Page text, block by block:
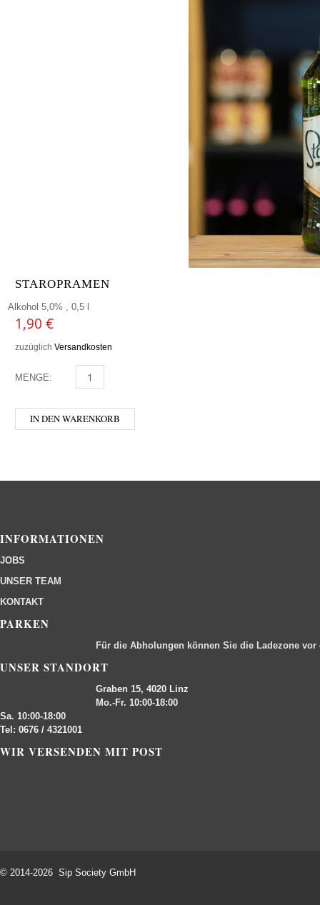
STAROPRAMEN
Alkohol 5,0% , 0,5 l
1,90 €
zuzüglich Versandkosten
MENGE: STAROPRAMEN MENGE
IN DEN WARENKORB
INFORMATIONEN
JOBS
UNSER TEAM
KONTAKT
PARKEN
Für die Abholungen können Sie die Ladezone
UNSER STANDORT
Graben 15, 4020 Linz
Mo.-Fr. 10:00-18:00
Sa. 10:00-18:00
Tel: 0676 / 4321001
WIR VERSENDEN MIT POST
© 2014-2026 Sip Society GmbH